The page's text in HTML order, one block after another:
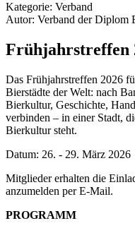
Kategorie: Verband
Autor: Verband der Diplom
Frühjahrstreffen
Das Frühjahrstreffen 2026
Bierstädte der Welt: nach
Bierkultur, Geschichte,
verbinden – in einer Stadt,
Bierkultur steht.
Datum: 26. - 29. März 2026
Mitglieder erhalten die
anzumelden per E-Mail.
PROGRAMM